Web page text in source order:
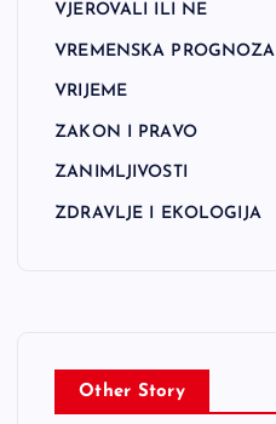
VJEROVALI ILI NE
VREMENSKA PROGNOZA
VRIJEME
ZAKON I PRAVO
ZANIMLJIVOSTI
ZDRAVLJE I EKOLOGIJA
Other Story